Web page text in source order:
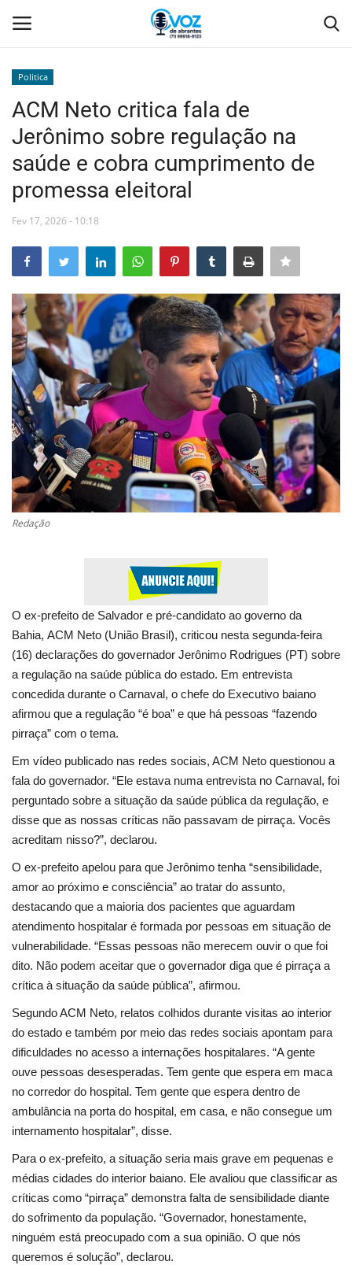
Home
Camaçari
Orla
Comércio Abrantes
Geral
Saúde
Esportes
Politica
Educação
Economia
Galeria
Veja Na Cor Escura
Língua
Portuguese (Brazil)
Portuguese (Brazil) English
Politica
ACM Neto critica fala de
Jerônimo sobre regulação na
saúde e cobra cumprimento de
promessa eleitoral
Fev 17, 2026 - 10:18
Redação
O ex-prefeito de Salvador e pré-candidato ao governo da
Bahia, ACM Neto (União Brasil), criticou nesta segunda-feira
(16) declarações do governador Jerônimo Rodrigues (PT) sobre
a regulação na saúde pública do estado. Em entrevista
concedida durante o Carnaval, o chefe do Executivo baiano
afirmou que a regulação “é boa” e que há pessoas “fazendo
pirraça” com o tema.
Em vídeo publicado nas redes sociais, ACM Neto questionou a
fala do governador. “Ele estava numa entrevista no Carnaval, foi
perguntado sobre a situação da saúde pública da regulação, e
disse que as nossas críticas não passavam de pirraça. Vocês
acreditam nisso?”, declarou.
O ex-prefeito apelou para que Jerônimo tenha “sensibilidade,
amor ao próximo e consciência” ao tratar do assunto,
destacando que a maioria dos pacientes que aguardam
atendimento hospitalar é formada por pessoas em situação de
vulnerabilidade. “Essas pessoas não merecem ouvir o que foi
dito. Não podem aceitar que o governador diga que é pirraça a
crítica à situação da saúde pública”, afirmou.
Segundo ACM Neto, relatos colhidos durante visitas ao interior
do estado e também por meio das redes sociais apontam para
dificuldades no acesso a internações hospitalares. “A gente
ouve pessoas desesperadas. Tem gente que espera em maca
no corredor do hospital. Tem gente que espera dentro de
ambulância na porta do hospital, em casa, e não consegue um
internamento hospitalar”, disse.
Para o ex-prefeito, a situação seria mais grave em pequenas e
médias cidades do interior baiano. Ele avaliou que classificar as
críticas como “pirraça” demonstra falta de sensibilidade diante
do sofrimento da população. “Governador, honestamente,
ninguém está preocupado com a sua opinião. O que nós
queremos é solução”, declarou.